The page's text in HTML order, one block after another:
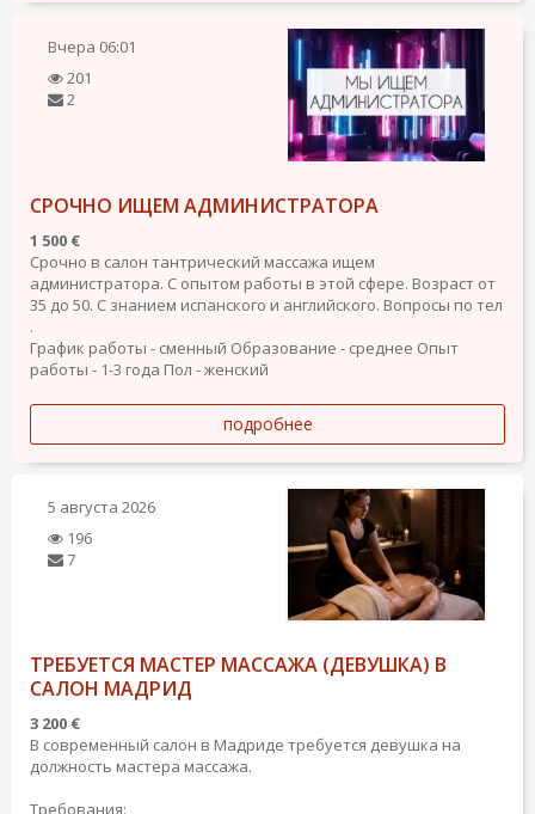
Вчера 06:01
201
2
СРОЧНО ИЩЕМ АДМИНИСТРАТОРА
1 500 €
Срочно в салон тантрический массажа ищем
администратора. С опытом работы в этой сфере. Возраст от
35 до 50. С знанием испанского и английского. Вопросы по тел
.
График работы - сменный Образование - среднее Опыт
работы - 1-3 года Пол - женский
подробнее
5 августа 2026
196
7
ТРЕБУЕТСЯ МАСТЕР МАССАЖА (ДЕВУШКА) В
САЛОН МАДРИД
3 200 €
В современный салон в Мадриде требуется девушка на
должность мастера массажа.
Требования: